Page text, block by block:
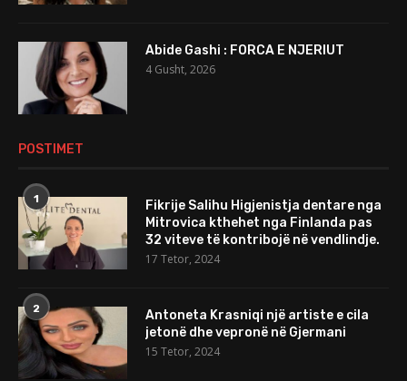
Abide Gashi : FORCA E NJERIUT
4 Gusht, 2026
POSTIMET
1
Fikrije Salihu Higjenistja dentare nga
Mitrovica kthehet nga Finlanda pas
32 viteve të kontribojë në vendlindje.
17 Tetor, 2024
2
Antoneta Krasniqi një artiste e cila
jetonë dhe vepronë në Gjermani
15 Tetor, 2024